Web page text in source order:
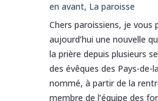
en avant, La paroisse
Chers paroissiens, je vous
aujourd’hui une nouvelle
la prière depuis plusieurs
des évêques des Pays-de-
nommé, à partir de la
membre de l’équipe des